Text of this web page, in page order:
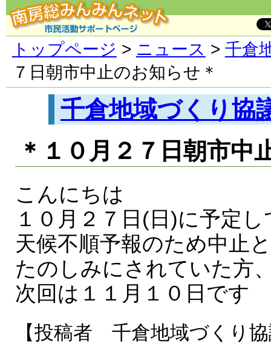
トップページ > ニュース > 千倉
７日朝市中止のお知らせ＊
千倉地域づくり協
＊１０月２７日朝市中
こんにちは
１０月２７日(日)に予定
天候不順予報のため中止
たのしみにされていた方
次回は１１月１０日です
【投稿者 千倉地域づくり